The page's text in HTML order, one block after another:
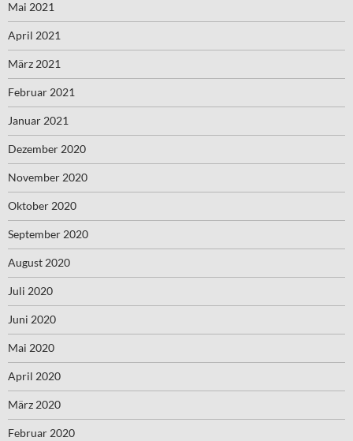
Mai 2021
April 2021
März 2021
Februar 2021
Januar 2021
Dezember 2020
November 2020
Oktober 2020
September 2020
August 2020
Juli 2020
Juni 2020
Mai 2020
April 2020
März 2020
Februar 2020